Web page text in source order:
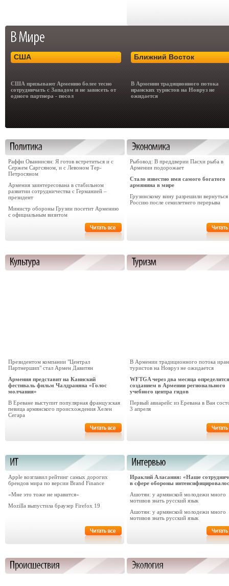
США
США призывают Армению более тесно
сотрудничать с Западом и не зависеть от
одного партнера - посол
Ближний Восток
В Армении традиционного потока
иранских туристов на Новруз не
ожидается
Раффи Ованнисян: Я готов встретиться и с
Сержем Саргсяном, и с Левоном Тер-
Петросяном
Армения заинтересована в стабильном
развитии сотрудничества с Германией –
президент
Министр обороны Грузии посетит Армению
с официальным визитом
Рыбовод: В преддверии Пасхи рыба в
Армении подорожает
Стало известно имя самого богатого
армянина в мире
Грузинскому вину разрешили вернуться
Россию после семилетнего перерыва
Президентом компании "Централ
Партнершип" стал Армен Давитян
Армения представит на Каннский
фестиваль фильм Чалдраняна «Голос
молчания»
В Ереване выступит популярная французская
певица армянского происхождения Хелен
Сегара
В Армении традиционного потока
туристов на Новруз не ожидается
WFTGA через два месяца
созданием в Армении регионального
учебного центра гидов
Первый авиарейс из Еревана в Ван
3 апреля
Apple возглавил рейтинг самых дорогих
брендов мира по версии Brand Finance
«Мне это тоже не нравится»
Mozilla выпустила браузер Firefox 19
Ираклий Аласания: «Наше
в сфере обороны
Ашотян: у армянской молодежи много
мотивов знать русский язык
Ашотян: у армянской молодежи много
мотивов знать русский язык